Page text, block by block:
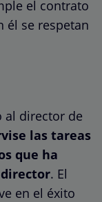
el contrato
él se respetan
al director de
las tareas
que ha
. El
en el éxito